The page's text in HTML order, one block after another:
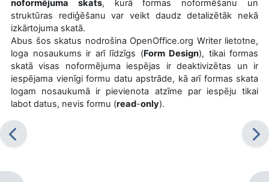
noformējuma skats, kurā formas noformēšanu un
struktūras rediģēšanu var veikt daudz detalizētāk nekā
izkārtojuma skatā.
Abus šos skatus nodrošina OpenOffice.org Writer lietotne,
loga nosaukums ir arī līdzīgs (Form Design), tikai formas
skatā visas noformējuma iespējas ir deaktivizētas un ir
iespējama vienīgi formu datu apstrāde, kā arī formas skata
logam nosaukumā ir pievienota atzīme par iespēju tikai
labot datus, nevis formu (read-only).